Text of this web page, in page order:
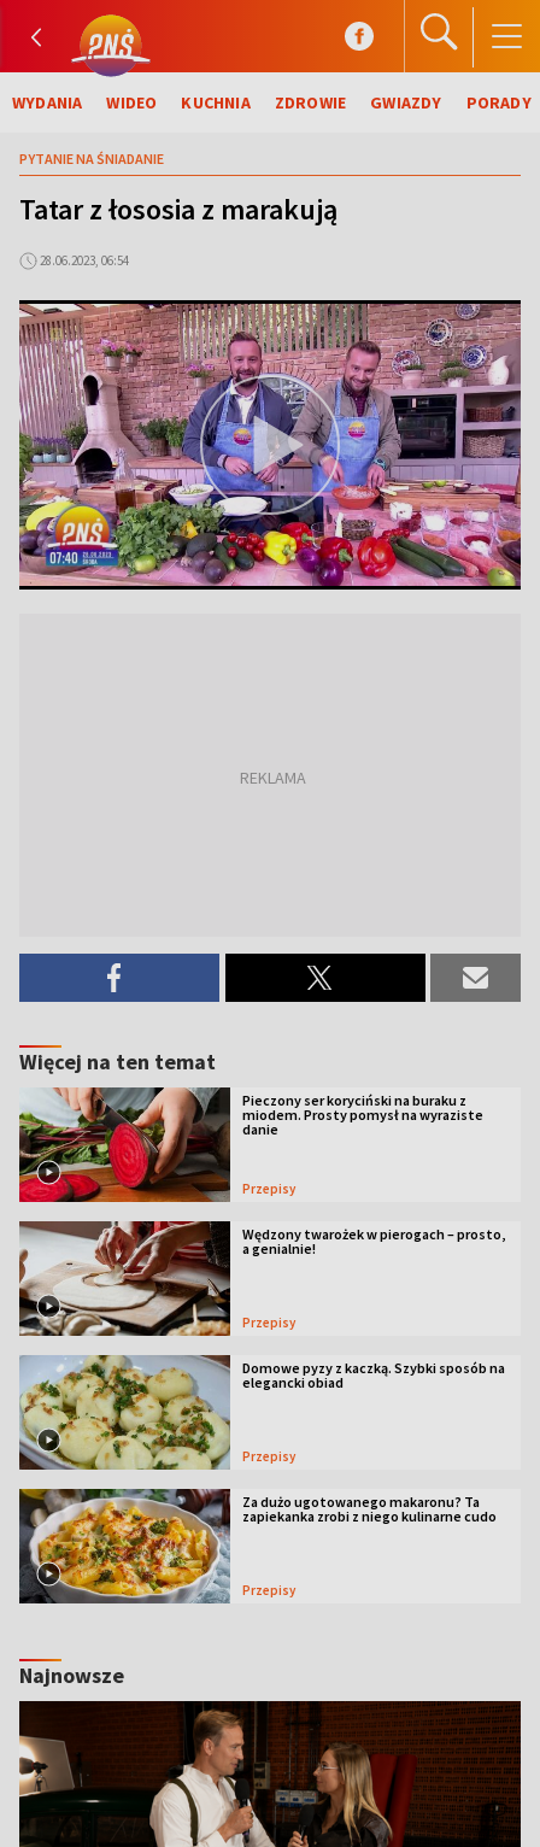
WYDANIA WIDEO KUCHNIA ZDROWIE GWIAZDY PORADY
PYTANIE NA ŚNIADANIE
Tatar z łososia z marakują
28.06.2023, 06:54
Więcej na ten temat
Pieczony ser koryciński na buraku z
miodem. Prosty pomysł na wyraziste
danie
Przepisy
Wędzony twarożek w pierogach – prosto,
a genialnie!
Przepisy
Domowe pyzy z kaczką. Szybki sposób na
elegancki obiad
Przepisy
Za dużo ugotowanego makaronu? Ta
zapiekanka zrobi z niego kulinarne cudo
Przepisy
Najnowsze